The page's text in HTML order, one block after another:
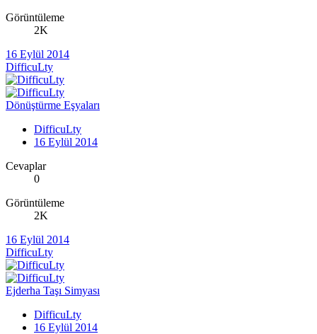
Görüntüleme
2K
16 Eylül 2014
DifficuLty
Dönüştürme Eşyaları
DifficuLty
16 Eylül 2014
Cevaplar
0
Görüntüleme
2K
16 Eylül 2014
DifficuLty
Ejderha Taşı Simyası
DifficuLty
16 Eylül 2014